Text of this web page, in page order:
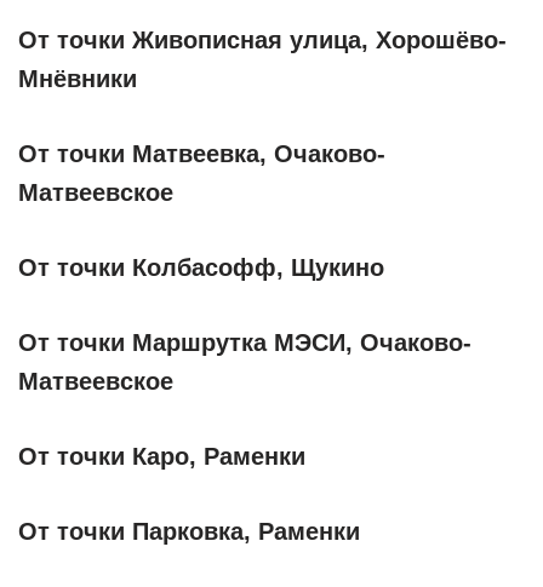
От точки Живописная улица, Хорошёво-
Мнёвники
От точки Матвеевка, Очаково-
Матвеевское
От точки Колбасофф, Щукино
От точки Маршрутка МЭСИ, Очаково-
Матвеевское
От точки Каро, Раменки
От точки Парковка, Раменки